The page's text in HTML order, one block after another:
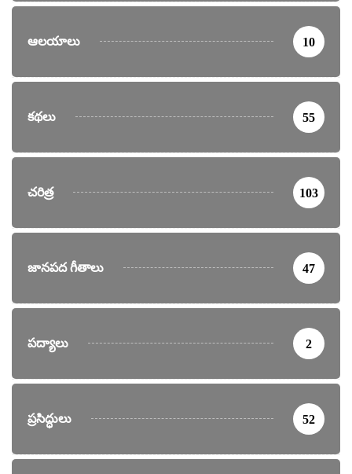
ఆలయాలు 10
కథలు 55
చరిత్ర 103
జానపద గీతాలు 47
పద్యాలు 2
ప్రసిద్ధులు 52